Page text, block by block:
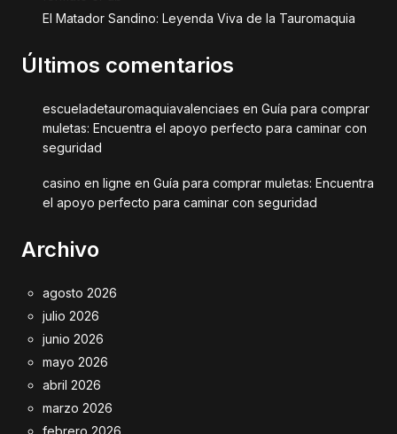
El Matador Sandino: Leyenda Viva de la Tauromaquia
Últimos comentarios
escueladetauromaquiavalenciaes en Guía para comprar
muletas: Encuentra el apoyo perfecto para caminar con
seguridad
casino en ligne en Guía para comprar muletas: Encuentra
el apoyo perfecto para caminar con seguridad
Archivo
agosto 2026
julio 2026
junio 2026
mayo 2026
abril 2026
marzo 2026
febrero 2026